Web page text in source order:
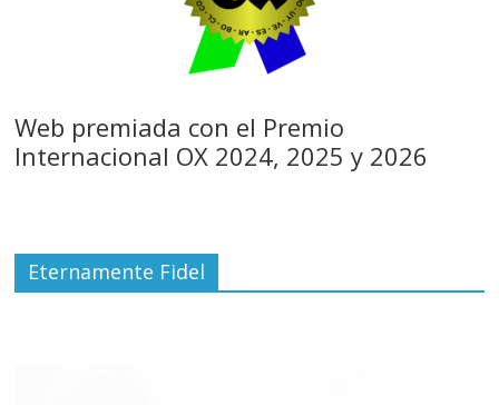
Web premiada con el Premio
Internacional OX 2024, 2025 y 2026
Eternamente Fidel